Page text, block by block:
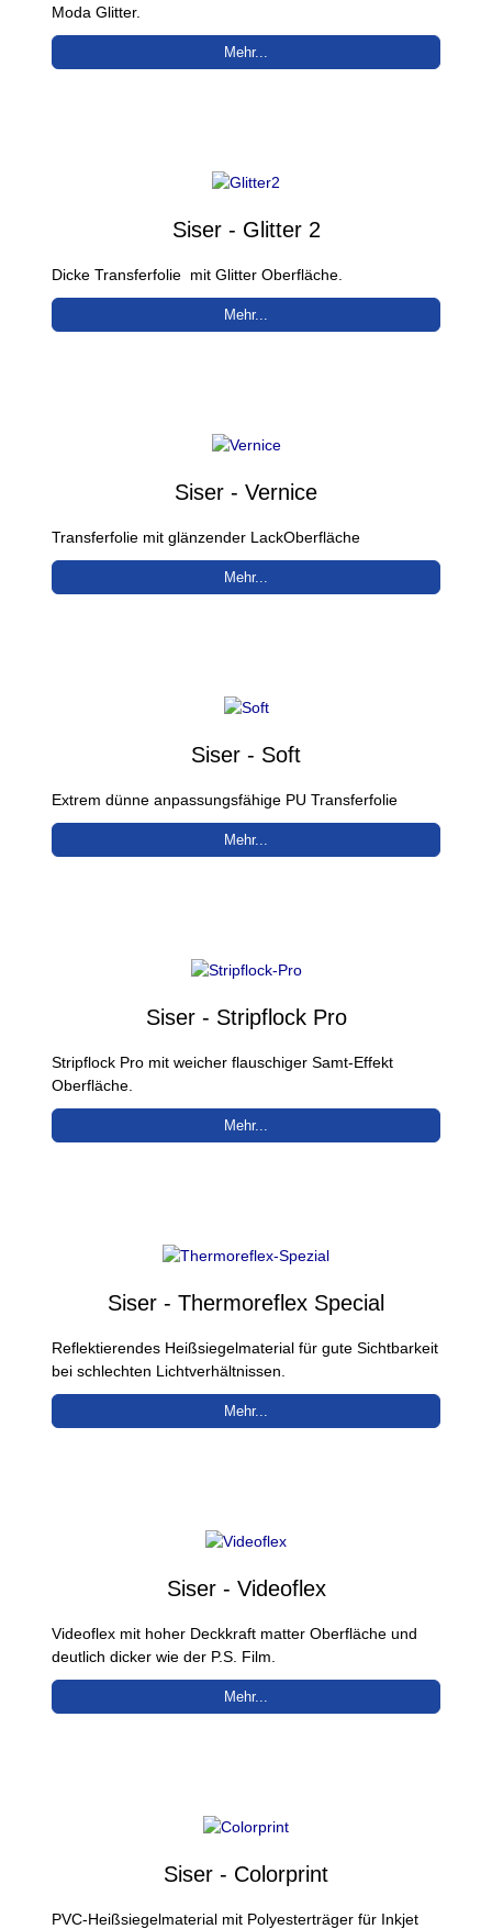
Moda Glitter.
Mehr...
Siser - Glitter 2
Dicke Transferfolie mit Glitter Oberfläche.
Mehr...
Siser - Vernice
Transferfolie mit glänzender LackOberfläche
Mehr...
Siser - Soft
Extrem dünne anpassungsfähige PU Transferfolie
Mehr...
Siser - Stripflock Pro
Stripflock Pro mit weicher flauschiger Samt-Effekt
Oberfläche.
Mehr...
Siser - Thermoreflex Special
Reflektierendes Heißsiegelmaterial für gute Sichtbarkeit
bei schlechten Lichtverhältnissen.
Mehr...
Siser - Videoflex
Videoflex mit hoher Deckkraft matter Oberfläche und
deutlich dicker wie der P.S. Film.
Mehr...
Siser - Colorprint
PVC-Heißsiegelmaterial mit Polyesterträger für Inkjet